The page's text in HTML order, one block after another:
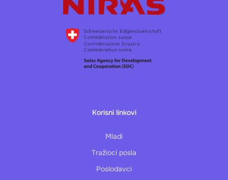
Korisni linkovi
Mladi
Tražioci posla
Poslodavci